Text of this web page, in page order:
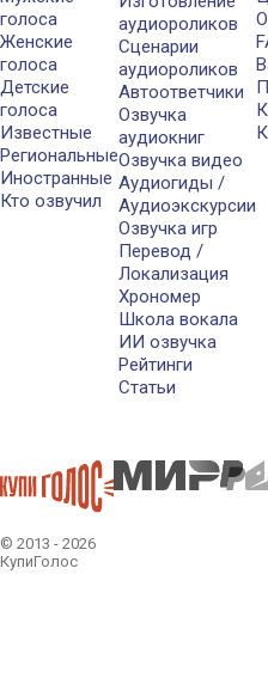
голоса
Женские
голоса
Детские
голоса
Известные
Региональные
Иностранные
Кто озвучил
аудиороликов
Сценарии
аудиороликов
Автоответчики
Озвучка
аудиокниг
Озвучка видео
Аудиогиды /
Аудиоэкскурсии
Озвучка игр
Перевод /
Локализация
Хрономер
Школа вокала
ИИ озвучка
Рейтинги
Статьи
© 2013 - 2026
КупиГолос